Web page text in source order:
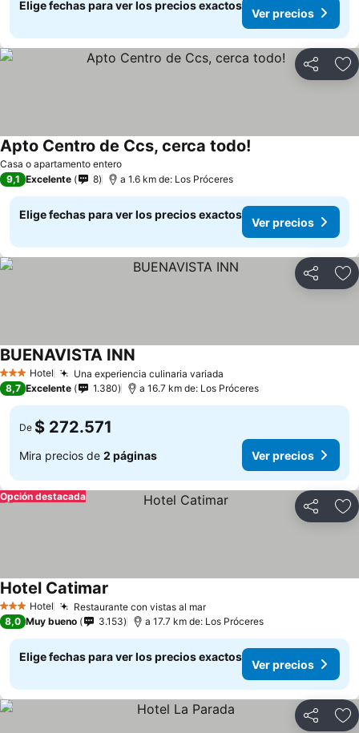
Elige fechas para ver los precios exactos
Ver precios
Compartir
Casa o apartamento entero
Apto Centro de Ccs, cerca todo!
9,1 Excelente 8 a 1.6 km de: Los Próceres
Elige fechas para ver los precios exactos
Ver precios
Compartir
3 Estrellas
Hotel Una experiencia culinaria variada
BUENAVISTA INN
8,7 Excelente 1.380 a 16.7 km de: Los Próceres
De $ 272.571
Mira precios de 2 páginas Ver precios
Compartir
Opción destacada
3 Estrellas
Hotel Restaurante con vistas al mar
Hotel Catimar
8,0 Muy bueno 3.153 a 17.7 km de: Los Próceres
Elige fechas para ver los precios exactos
Ver precios
Compartir